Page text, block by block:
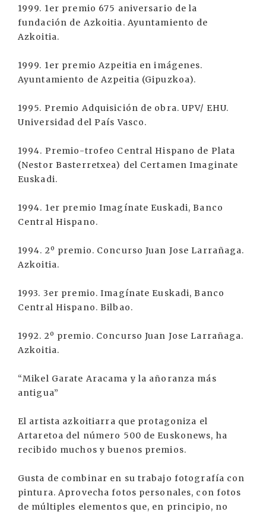
1999. 1er premio 675 aniversario de la
fundación de Azkoitia. Ayuntamiento de
Azkoitia.
1999. 1er premio Azpeitia en imágenes.
Ayuntamiento de Azpeitia (Gipuzkoa).
1995. Premio Adquisición de obra. UPV/ EHU.
Universidad del País Vasco.
1994. Premio-trofeo Central Hispano de Plata
(Nestor Basterretxea) del Certamen Imaginate
Euskadi.
1994. 1er premio Imagínate Euskadi, Banco
Central Hispano.
1994. 2º premio. Concurso Juan Jose Larrañaga.
Azkoitia.
1993. 3er premio. Imagínate Euskadi, Banco
Central Hispano. Bilbao.
1992. 2º premio. Concurso Juan Jose Larrañaga.
Azkoitia.
“Mikel Garate Aracama y la añoranza más
antigua”
El artista azkoitiarra que protagoniza el
Artaretoa del número 500 de Euskonews, ha
recibido muchos y buenos premios.
Gusta de combinar en su trabajo fotografía con
pintura. Aprovecha fotos personales, con fotos
de múltiples elementos que, en principio, no